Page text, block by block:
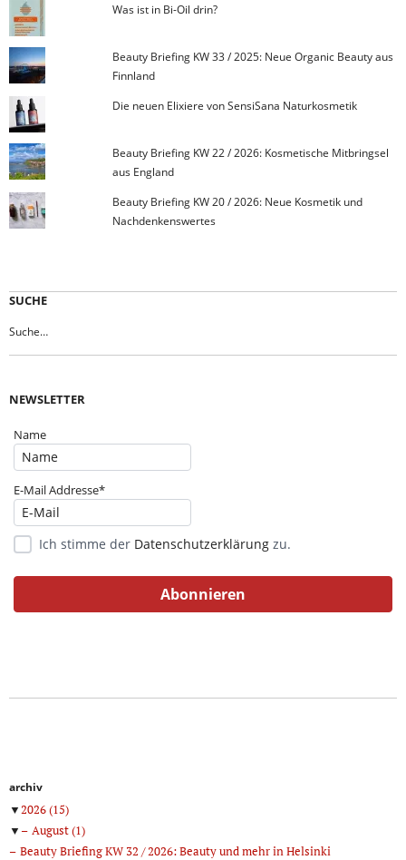
Was ist in Bi-Oil drin?
Beauty Briefing KW 33 / 2025: Neue Organic Beauty aus
Finnland
Die neuen Elixiere von SensiSana Naturkosmetik
Beauty Briefing KW 22 / 2026: Kosmetische Mitbringsel
aus England
Beauty Briefing KW 20 / 2026: Neue Kosmetik und
Nachdenkenswertes
SUCHE
NEWSLETTER
Name
E-Mail Addresse*
Ich stimme der Datenschutzerklärung zu.
archiv
▼2026(15)
▼
August(1)
Beauty Briefing KW 32 / 2026: Beauty und mehr in Helsinki